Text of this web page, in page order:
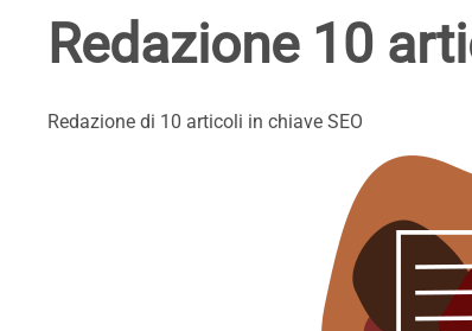
Redazione 10
Redazione di 10 articoli in chiave SEO